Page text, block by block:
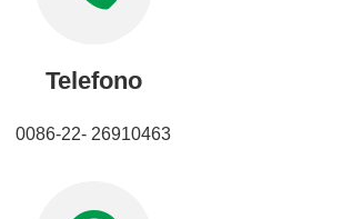
Telefono
0086-22- 26910463